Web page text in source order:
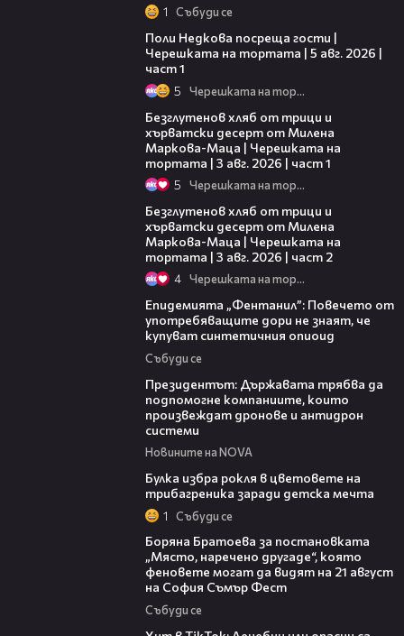
1 Събуди се
Поли Недкова посреща гости |
Черешката на тортата | 5 авг. 2026 |
част 1
5 Черешката на тортата
Безглутенов хляб от трици и
хърватски десерт от Милена
Маркова-Маца | Черешката на
тортата | 3 авг. 2026 | част 1
5 Черешката на тортата
Безглутенов хляб от трици и
хърватски десерт от Милена
Маркова-Маца | Черешката на
тортата | 3 авг. 2026 | част 2
4 Черешката на тортата
Епидемията „Фентанил”: Повечето от
употребяващите дори не знаят, че
купуват синтетичния опиоид
Събуди се
Президентът: Държавата трябва да
подпомогне компаниите, които
произвеждат дронове и антидрон
системи
Новините на NOVA
Булка избра рокля в цветовете на
трибагреника заради детска мечта
1 Събуди се
Боряна Братоева за постановката
„Място, наречено другаде“, която
феновете могат да видят на 21 август
на София Съмър Фест
Събуди се